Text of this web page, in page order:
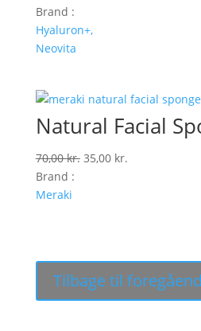
Brand :
Hyaluron+,
Neovita
Natural Facial
70,00kr. Den
35,00 kr.Den
Brand :
Meraki